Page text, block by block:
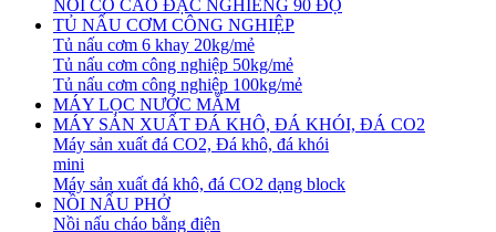
NỒI CÔ CAO ĐẶC NGHIÊNG 90 ĐỘ
TỦ NẤU CƠM CÔNG NGHIỆP
Tủ nấu cơm 6 khay 20kg/mẻ
Tủ nấu cơm công nghiệp 50kg/mẻ
Tủ nấu cơm công nghiệp 100kg/mẻ
MÁY LỌC NƯỚC MẮM
MÁY SẢN XUẤT ĐÁ KHÔ, ĐÁ KHÓI, ĐÁ CO2
Máy sản xuất đá CO2, Đá khô, đá khói
mini
Máy sản xuất đá khô, đá CO2 dạng block
NỒI NẤU PHỞ
Nồi nấu cháo bằng điện